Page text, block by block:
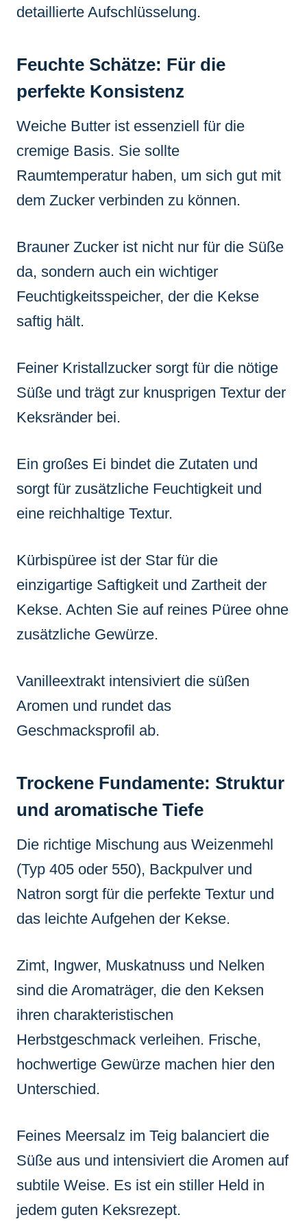
detaillierte Aufschlüsselung.
Feuchte Schätze: Für die
perfekte Konsistenz
Weiche Butter ist essenziell für die
cremige Basis. Sie sollte
Raumtemperatur haben, um sich gut mit
dem Zucker verbinden zu können.
Brauner Zucker ist nicht nur für die Süße
da, sondern auch ein wichtiger
Feuchtigkeitsspeicher, der die Kekse
saftig hält.
Feiner Kristallzucker sorgt für die nötige
Süße und trägt zur knusprigen Textur der
Keksränder bei.
Ein großes Ei bindet die Zutaten und
sorgt für zusätzliche Feuchtigkeit und
eine reichhaltige Textur.
Kürbispüree ist der Star für die
einzigartige Saftigkeit und Zartheit der
Kekse. Achten Sie auf reines Püree ohne
zusätzliche Gewürze.
Vanilleextrakt intensiviert die süßen
Aromen und rundet das
Geschmacksprofil ab.
Trockene Fundamente: Struktur
und aromatische Tiefe
Die richtige Mischung aus Weizenmehl
(Typ 405 oder 550), Backpulver und
Natron sorgt für die perfekte Textur und
das leichte Aufgehen der Kekse.
Zimt, Ingwer, Muskatnuss und Nelken
sind die Aromaträger, die den Keksen
ihren charakteristischen
Herbstgeschmack verleihen. Frische,
hochwertige Gewürze machen hier den
Unterschied.
Feines Meersalz im Teig balanciert die
Süße aus und intensiviert die Aromen auf
subtile Weise. Es ist ein stiller Held in
jedem guten Keksrezept.